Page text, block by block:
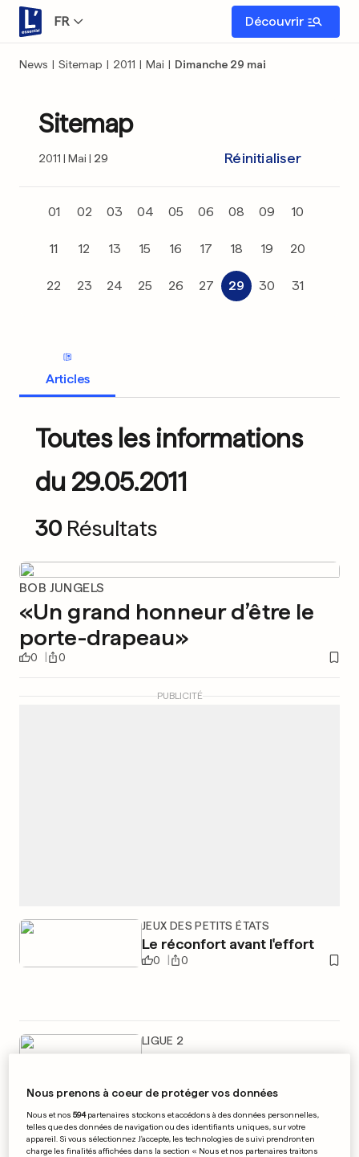
FR Découvrir
News | Sitemap | 2011 | Mai | Dimanche 29 mai
Sitemap
2011 Mai 29 Réinitialiser
01 02 03 04 05 06 08 09 10
11 12 13 15 16 17 18 19 20
22 23 24 25 26 27 29 30 31
Articles
Toutes les informations
du 29.05.2011
30 Résultats
BOB JUNGELS
«Un grand honneur d’être le
porte-drapeau»
0 0
JEUX DES PETITS ÉTATS
Le réconfort avant l'effort
0 0
LIGUE 2
Duhamel reste au FC Metz
PUBLICITÉ
Nous prenons à coeur de protéger vos données
Nous et nos594partenaires stockons et accédons à des données personnelles,
telles que des données de navigation ou des identifiants uniques, sur votre
appareil. Si vous sélectionnez J'accepte, les technologies de suivi prendront en
charge les finalités affichées dans la section « Nous et nos partenaires traitons